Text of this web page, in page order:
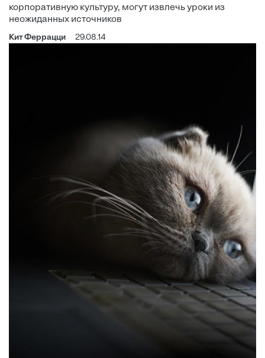
корпоративную культуру, могут извлечь уроки из
неожиданных источников
Кит Феррацци 29.08.14